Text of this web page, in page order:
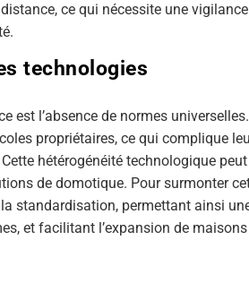
ce qui nécessite une vigilance
technologies
est l’absence de normes
propriétaires, ce qui complique
hétérogénéité technologique peut
de domotique. Pour surmonter
standardisation, permettant ainsi
et facilitant l’expansion de maisons